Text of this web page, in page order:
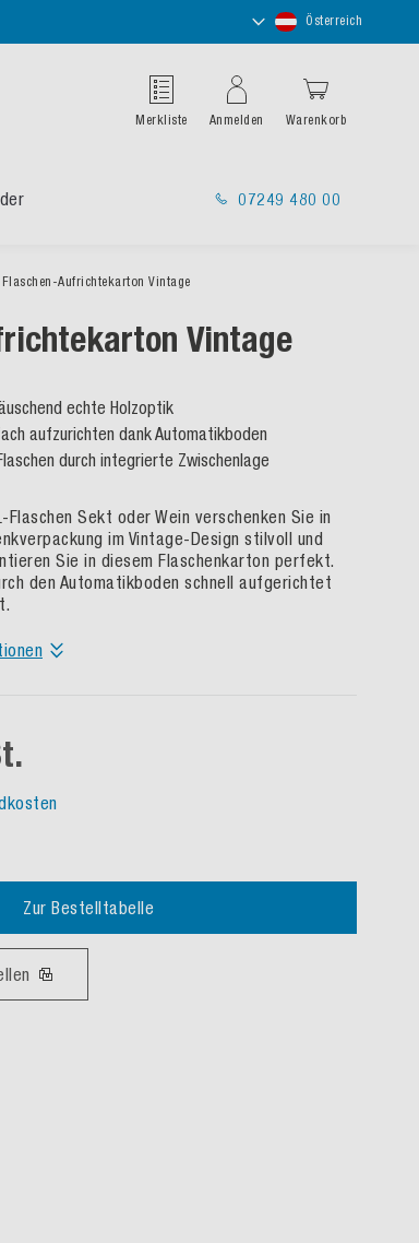
Store
auswählen
Österreich
Merkliste Anmelden Warenkorb
07249 480 00
Flaschen-Aufrichtekarton Vintage
Vintage
echte Holzoptik
aufzurichten dank Automatikboden
durch integrierte Zwischenlage
Flaschen Sekt oder Wein verschenken Sie in
im Vintage-Design stilvoll und
Sie in diesem Flaschenkarton perfekt.
den Automatikboden schnell aufgerichtet
Zur Bestelltabelle